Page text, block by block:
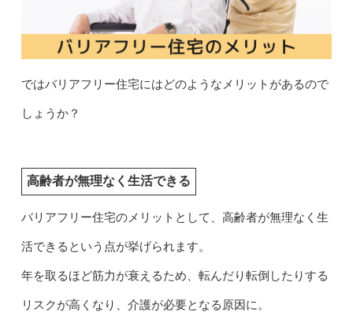
ではバリアフリー住宅にはどのようなメリットがあるので
しょうか？
高齢者が無理なく生活できる
バリアフリー住宅のメリットとして、高齢者が無理なく生
活できるという点が挙げられます。
年を取るほど筋力が衰えるため、転んだり転倒したりする
リスクが高くなり、介護が必要となる原因に。